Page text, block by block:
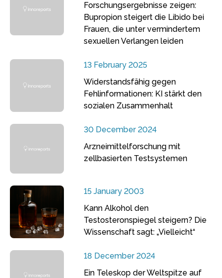
Forschungsergebnisse zeigen:
Bupropion steigert die Libido bei
Frauen, die unter vermindertem
sexuellen Verlangen leiden
13 February 2025
Widerstandsfähig gegen
Fehlinformationen: KI stärkt den
sozialen Zusammenhalt
30 December 2024
Arzneimittelforschung mit
zellbasierten Testsystemen
15 January 2003
Kann Alkohol den
Testosteronspiegel steigern? Die
Wissenschaft sagt: „Vielleicht“
18 December 2024
Ein Teleskop der Weltspitze auf